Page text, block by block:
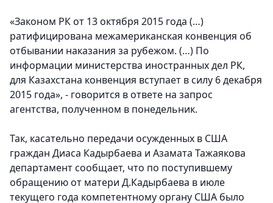
«Законом РК от 13 октября 2015 года (…)
ратифицирована межамериканская конвенция об
отбывании наказания за рубежом. (…) По
информации министерства иностранных дел РК,
для Казахстана конвенция вступает в силу 6 декабря
2015 года», - говорится в ответе на запрос
агентства, полученном в понедельник.
Так, касательно передачи осужденных в США
граждан Диаса Кадырбаева и Азамата Тажаякова
департамент сообщает, что по поступившему
обращению от матери Д.Кадырбаева в июле
текущего года компетентному органу США было